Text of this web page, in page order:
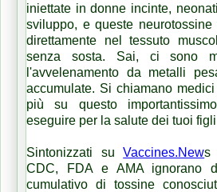
iniettate in donne incinte,
sviluppo, e queste
direttamente nel tessuto
senza sosta. Sai, ci sono
l'avvelenamento da metalli
accumulate. Si chiamano
più su questo
eseguire per la salute dei tuoi
Sintonizzati suVaccines.News
CDC, FDA e AMA ignorano
cumulativo di tossine